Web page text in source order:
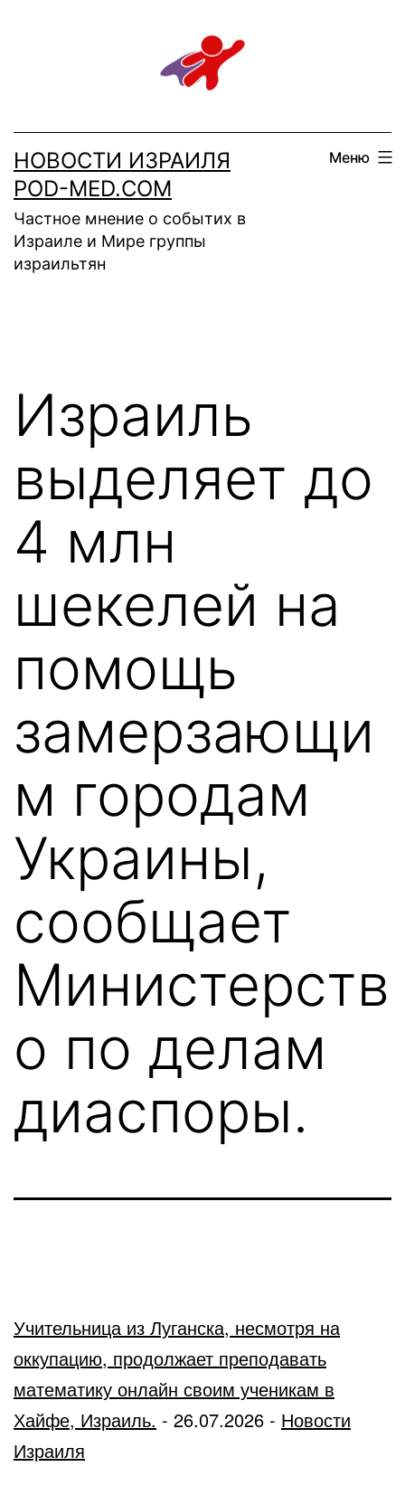
НОВОСТИ ИЗРАИЛЯ
POD-MED.COM
Частное мнение о событих в
Израиле и Мире группы
израильтян
Меню
Израиль
выделяет до
4 млн
шекелей на
помощь
замерзающи
м городам
Украины,
сообщает
Министерств
о по делам
диаспоры.
Учительница из Луганска, несмотря на
оккупацию, продолжает преподавать
математику онлайн своим ученикам в
Хайфе, Израиль. - 26.07.2026 - Новости
Израиля